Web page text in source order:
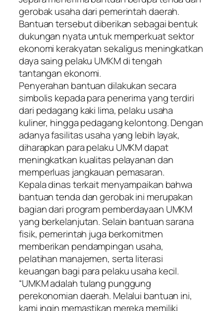
gerobak usaha dari pemerintah daerah.
Bantuan tersebut diberikan sebagai bentuk
dukungan nyata untuk memperkuat sektor
ekonomi kerakyatan sekaligus meningkatkan
daya saing pelaku UMKM di tengah
tantangan ekonomi.
Penyerahan bantuan dilakukan secara
simbolis kepada para penerima yang terdiri
dari pedagang kaki lima, pelaku usaha
kuliner, hingga pedagang kelontong. Dengan
adanya fasilitas usaha yang lebih layak,
diharapkan para pelaku UMKM dapat
meningkatkan kualitas pelayanan dan
memperluas jangkauan pemasaran.
Kepala dinas terkait menyampaikan bahwa
bantuan tenda dan gerobak ini merupakan
bagian dari program pemberdayaan UMKM
yang berkelanjutan. Selain bantuan sarana
fisik, pemerintah juga berkomitmen
memberikan pendampingan usaha,
pelatihan manajemen, serta literasi
keuangan bagi para pelaku usaha kecil.
“UMKM adalah tulang punggung
perekonomian daerah. Melalui bantuan ini,
kami ingin memastikan mereka memiliki